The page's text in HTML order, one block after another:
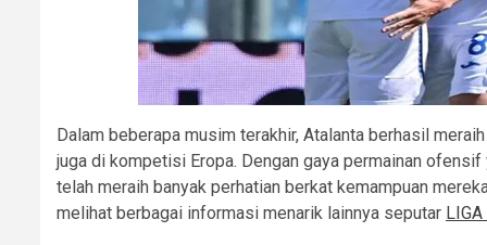
Dalam beberapa musim terakhir, Atalanta berhasil
juga di kompetisi Eropa. Dengan gaya permainan
telah meraih banyak perhatian berkat kemampuan
melihat berbagai informasi menarik lainnya seputar